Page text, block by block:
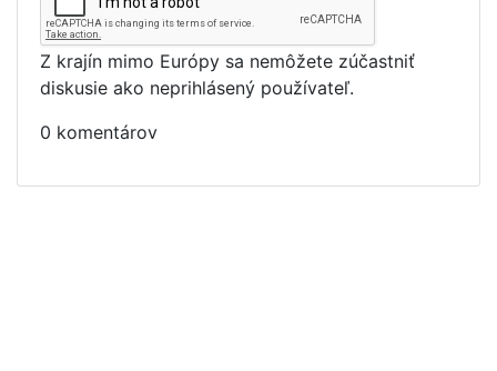
Z krajín mimo Európy sa nemôžete zúčastniť
diskusie ako neprihlásený používateľ.
0 komentárov